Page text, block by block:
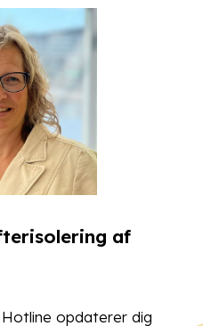
af
opdaterer dig